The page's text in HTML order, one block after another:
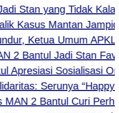
Stan yang Tidak Kalah
Kasus Mantan
Ketua Umum APKLI-
Bantul Jadi Stan
Sosialisasi
Serunya “Happy
2 Bantul Curi